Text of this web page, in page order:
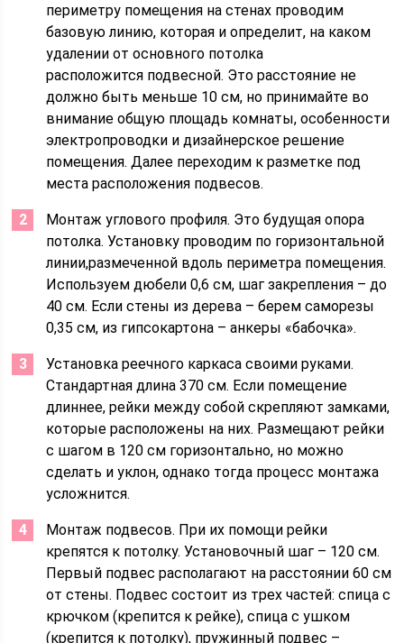
периметру помещения на стенах проводим
базовую линию, которая и определит, на каком
удалении от основного потолка
расположится подвесной. Это расстояние не
должно быть меньше 10 см, но принимайте во
внимание общую площадь комнаты, особенности
электропроводки и дизайнерское решение
помещения. Далее переходим к разметке под
места расположения подвесов.
Монтаж углового профиля. Это будущая опора
потолка. Установку проводим по горизонтальной
линии,размеченной вдоль периметра помещения.
Используем дюбели 0,6 см, шаг закрепления – до
40 см. Если стены из дерева – берем саморезы
0,35 см, из гипсокартона – анкеры «бабочка».
Установка реечного каркаса своими руками.
Стандартная длина 370 см. Если помещение
длиннее, рейки между собой скрепляют замками,
которые расположены на них. Размещают рейки
с шагом в 120 см горизонтально, но можно
сделать и уклон, однако тогда процесс монтажа
усложнится.
Монтаж подвесов. При их помощи рейки
крепятся к потолку. Установочный шаг – 120 см.
Первый подвес располагают на расстоянии 60 см
от стены. Подвес состоит из трех частей: спица с
крючком (крепится к рейке), спица с ушком
(крепится к потолку), пружинный подвес –